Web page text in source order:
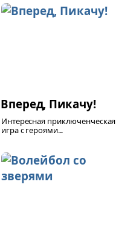
Вперед, Пикачу!
Интересная приключенческая
игра с героями...